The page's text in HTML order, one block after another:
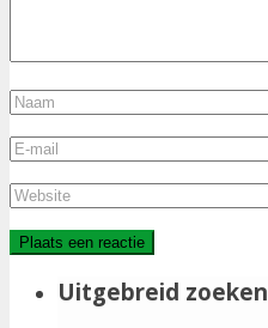
Uitgebreid zoeken